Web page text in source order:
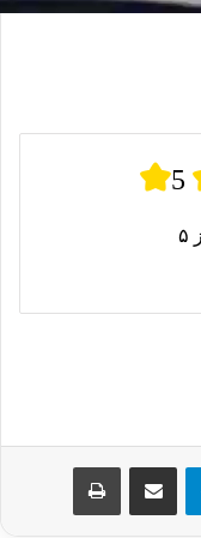
5
از ۵
تلگرام اشتراک گذاری از طریق ایمیل چاپ